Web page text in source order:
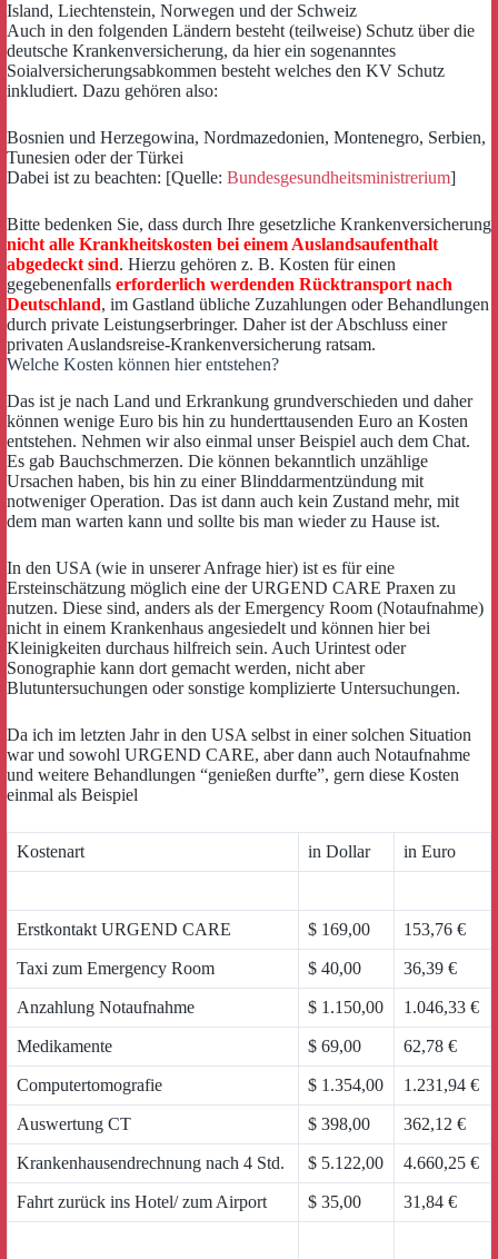
Island, Liechtenstein, Norwegen und der Schweiz
Auch in den folgenden Ländern besteht (teilweise) Schutz über die
deutsche Krankenversicherung, da hier ein sogenanntes
Soialversicherungsabkommen besteht welches den KV Schutz
inkludiert. Dazu gehören also:
Bosnien und Herzegowina, Nordmazedonien, Montenegro, Serbien,
Tunesien oder der Türkei
Dabei ist zu beachten: [Quelle: Bundesgesundheitsministrerium]
Bitte bedenken Sie, dass durch Ihre gesetzliche Krankenversicherung
nicht alle Krankheitskosten bei einem Auslandsaufenthalt
abgedeckt sind. Hierzu gehören z. B. Kosten für einen
gegebenenfalls erforderlich werdenden Rücktransport nach
Deutschland, im Gastland übliche Zuzahlungen oder Behandlungen
durch private Leistungserbringer. Daher ist der Abschluss einer
privaten Auslandsreise-Krankenversicherung ratsam.
Welche Kosten können hier entstehen?
Das ist je nach Land und Erkrankung grundverschieden und daher
können wenige Euro bis hin zu hunderttausenden Euro an Kosten
entstehen. Nehmen wir also einmal unser Beispiel auch dem Chat.
Es gab Bauchschmerzen. Die können bekanntlich unzählige
Ursachen haben, bis hin zu einer Blinddarmentzündung mit
notweniger Operation. Das ist dann auch kein Zustand mehr, mit
dem man warten kann und sollte bis man wieder zu Hause ist.
In den USA (wie in unserer Anfrage hier) ist es für eine
Ersteinschätzung möglich eine der URGEND CARE Praxen zu
nutzen. Diese sind, anders als der Emergency Room (Notaufnahme)
nicht in einem Krankenhaus angesiedelt und können hier bei
Kleinigkeiten durchaus hilfreich sein. Auch Urintest oder
Sonographie kann dort gemacht werden, nicht aber
Blutuntersuchungen oder sonstige komplizierte Untersuchungen.
Da ich im letzten Jahr in den USA selbst in einer solchen Situation
war und sowohl URGEND CARE, aber dann auch Notaufnahme
und weitere Behandlungen “genießen durfte”, gern diese Kosten
einmal als Beispiel
Kostenart in Dollar in Euro
Erstkontakt URGEND CARE $ 169,00 153,76 €
Taxi zum Emergency Room $ 40,00 36,39 €
Anzahlung Notaufnahme $ 1.150,00 1.046,33 €
Medikamente $ 69,00 62,78 €
Computertomografie $ 1.354,00 1.231,94 €
Auswertung CT $ 398,00 362,12 €
Krankenhausendrechnung nach 4 Std. $ 5.122,00 4.660,25 €
Fahrt zurück ins Hotel/ zum Airport $ 35,00 31,84 €